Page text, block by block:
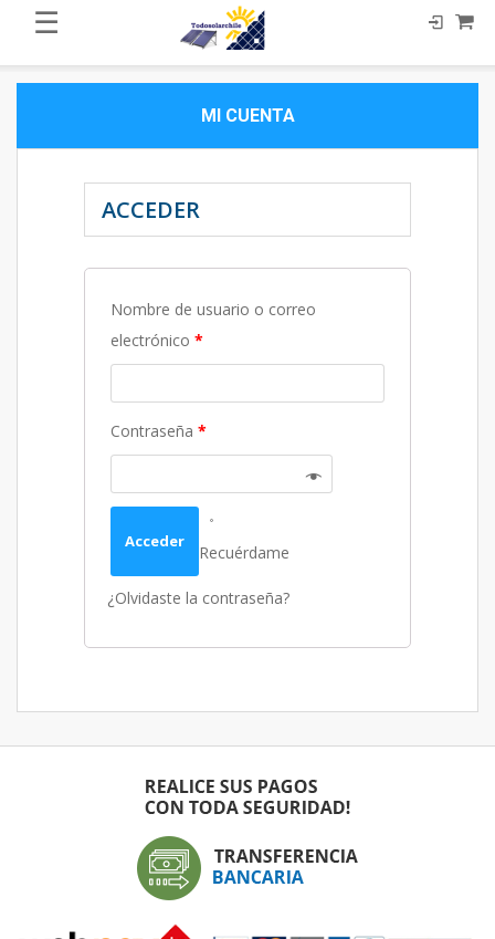
☰
MI CUENTA
ACCEDER
Nombre de usuario o correo
electrónico *
Contraseña *
Acceder
Recuérdame
¿Olvidaste la contraseña?